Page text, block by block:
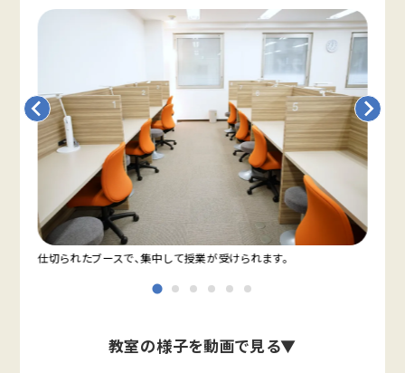
仕切られたブースで、集中して授業が受けられます。
教室の様子を動画で見る▼